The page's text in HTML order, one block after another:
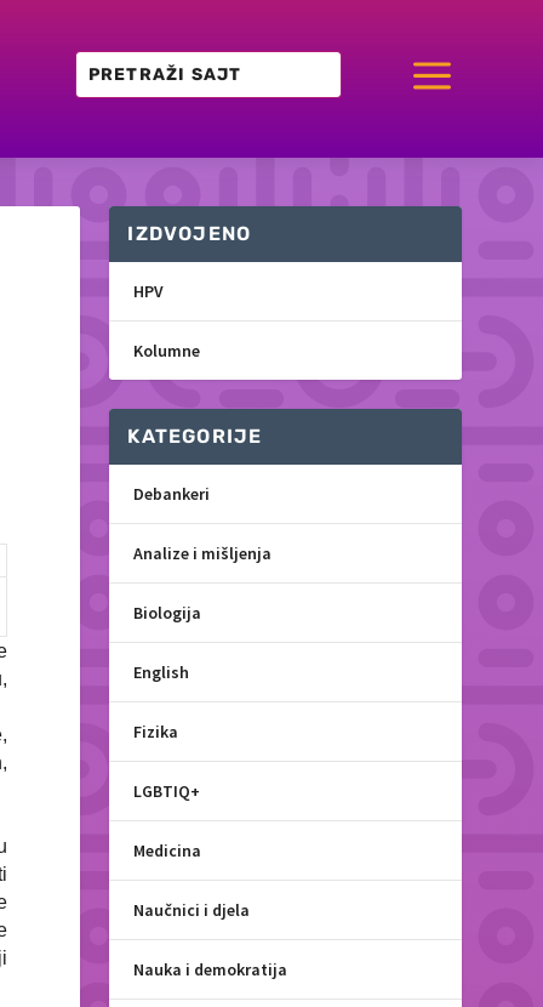
a
IZDVOJENO
HPV
Kolumne
KATEGORIJE
Debankeri
Analize i mišljenja
Biologija
English
Fizika
LGBTIQ+
Medicina
Naučnici i djela
Nauka i demokratija